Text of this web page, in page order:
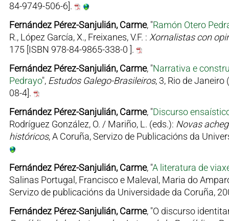
84-9749-506-6].
Fernández Pérez-Sanjulián, Carme, "Ramón Otero
R., López García, X., Freixanes, V.F. : Xornalistas con
175 [ISBN 978-84-9865-338-0 ].
Fernández Pérez-Sanjulián, Carme, "Narrativa e
Pedrayo", Estudos Galego-Brasileiros, 3, Rio de Janeiro
08-4].
Fernández Pérez-Sanjulián, Carme, "Discurso
Rodríguez González, O. / Mariño, L. (eds.): Novas
históricos, A Coruña, Servizo de Publicacións da
Fernández Pérez-Sanjulián, Carme, "A literatura de
Salinas Portugal, Francisco e Maleval, Maria do
Servizo de publicacións da Universidade da Coruña,
Fernández Pérez-Sanjulián, Carme, "O discurso